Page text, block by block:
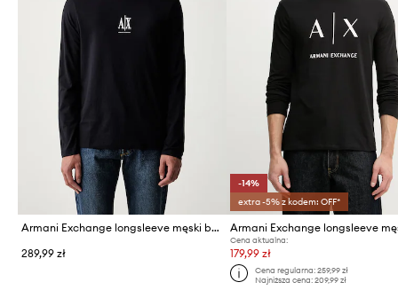
Armani Exchange longsleeve męski bawełniany
289,99 zł
-14%
extra -5% z kodem: OFF*
Cena aktualna:
179,99 zł
Cena regularna: 259,99 zł
Najniższa cena: 209,99 zł